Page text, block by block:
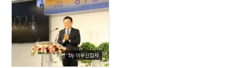
by 이우신집사
428